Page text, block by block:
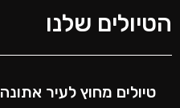
הטיולים שלנו
טיולים מחוץ לעיר אתונה